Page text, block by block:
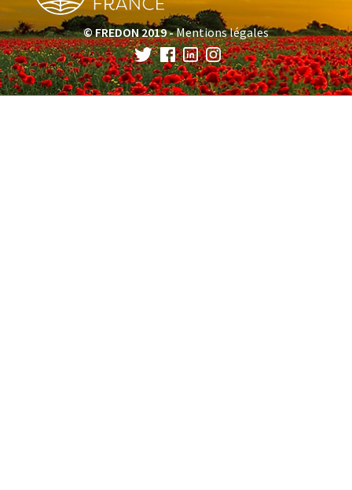
© FREDON 2019 -Mentions légales